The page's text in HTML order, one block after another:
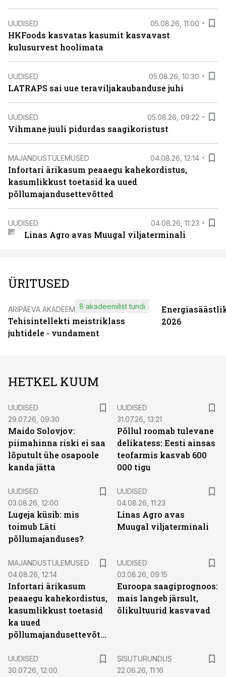
UUDISED 05.08.26, 11:00
HKFoods kasvatas kasumit kasvavast
kulusurvest hoolimata
UUDISED 05.08.26, 10:30
LATRAPS sai uue teraviljakaubanduse juhi
UUDISED 05.08.26, 09:22
Vihmane juuli pidurdas saagikoristust
MAJANDUSTULEMUSED 04.08.26, 12:14
Infortari ärikasum peaaegu kahekordistus,
kasumlikkust toetasid ka uued
põllumajandusettevõtted
UUDISED 04.08.26, 11:23
Linas Agro avas Muugal viljaterminali
ÜRITUSED
ÄRIPÄEVA AKADEEMIA
Tehisintellekti meistriklass
juhtidele - vundament
8 akadeemilist tundi
2026
HETKEL KUUM
UUDISED
29.07.26, 09:30
Maido Solovjov:
piimahinna riski ei saa
lõputult ühe osapoole
kanda jätta
UUDISED
31.07.26, 13:21
Põllul roomab tulevane
delikatess: Eesti ainsas
teofarmis kasvab 600
000 tigu
UUDISED
03.08.26, 12:00
Lugeja küsib: mis
toimub Läti
põllumajanduses?
UUDISED
04.08.26, 11:23
Linas Agro avas
Muugal viljaterminali
MAJANDUSTULEMUSED
04.08.26, 12:14
Infortari ärikasum
peaaegu kahekordistus,
kasumlikkust toetasid
ka uued
põllumajandusettevõtted
UUDISED
03.08.26, 09:15
Euroopa saagiprognoos:
mais langeb järsult,
õlikultuurid kasvavad
UUDISED
30.07.26, 12:00
SISUTURUNDUS
22.06.26, 11:16